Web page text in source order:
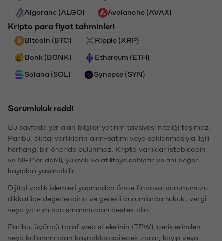
Algorand (ALGO) Avalanche (AVAX)
Kripto para fiyat tahminleri
Bitcoin (BTC) Ripple (XRP)
Bonk (BONK) Ethereum (ETH)
Solana (SOL) Synapse (SYN)
Sorumluluk reddi
Bu sayfada yer alan bilgiler yatırım tavsiyesi niteliği taşımaz.
Paribu, dijital varlıkların alım-satımı veya saklanmasıyla ilgili
herhangi bir öneride bulunmaz. Kripto varlıklar (stablecoin
ve NFT'ler dahil), yüksek volatiliteye sahiptir ve ani değer
kayıpları yaşanabilir.
Dijital varlık işlemleri yapmadan önce finansal durumunuzu
dikkatlice değerlendirin ve gerekli durumlarda hukuk, vergi
veya yatırım danışmanınızdan destek alın.
Paribu, üçüncü taraf web sitelerinin (TPW) içeriklerinden
veya kullanımından kaynaklanabilecek zarar, kayıp veya